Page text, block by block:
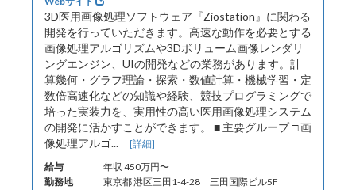
3D医用画像処理ソフトウェア『Ziostation』に関わる
開発を行っていただきます。高速な動作を必要とする
画像処理アルゴリズムや3Dボリューム画像レンダリ
ングエンジン、UIの開発などの業務があります。計
算幾何・グラフ理論・探索・数値計算・機械学習・定
数倍高速化などの知識や経験、競技プログラミングで
培った実装力を、実用性の高い医用画像処理システム
の開発に活かすことができます。 ■ 主要グループ □ 画
像処理アルゴ... [詳細]
給与
年収 450万円〜
勤務地
東京都 港区三田1-4-28 三田国際ビル5F